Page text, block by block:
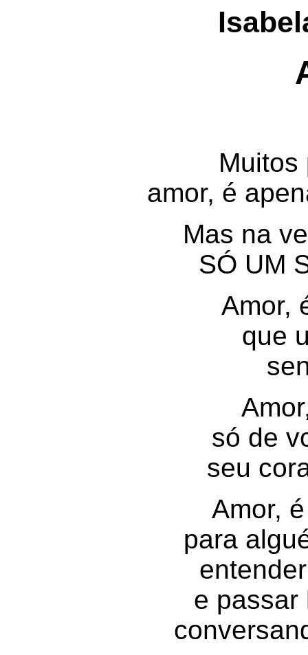
Muitos
amor, é
Mas na
SÓ UM
Amor,
que
só de
seu
Amor,
para
e passar